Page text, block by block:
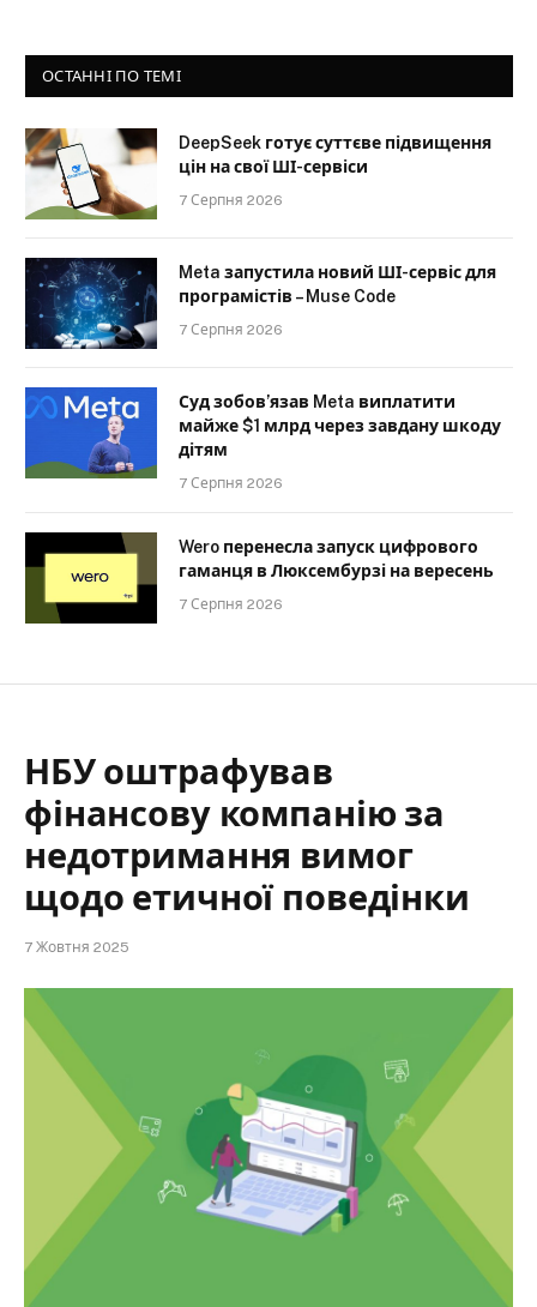
ОСТАННІ ПО ТЕМІ
DeepSeek готує суттєве підвищення
цін на свої ШІ-сервіси
7 Серпня 2026
Meta запустила новий ШІ-сервіс для
програмістів – Muse Code
7 Серпня 2026
Суд зобов’язав Meta виплатити
майже $1 млрд через завдану шкоду
дітям
7 Серпня 2026
Wero перенесла запуск цифрового
гаманця в Люксембурзі на вересень
7 Серпня 2026
НБУ оштрафував
фінансову компанію за
недотримання вимог
щодо етичної поведінки
7 Жовтня 2025